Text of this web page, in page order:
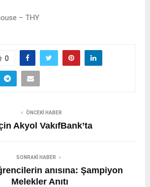
– THY
0
ÖNCEKI HABER
Akyol VakıfBank’ta
SONRAKI HABER
anısına: Şampiyon
Melekler Anıtı